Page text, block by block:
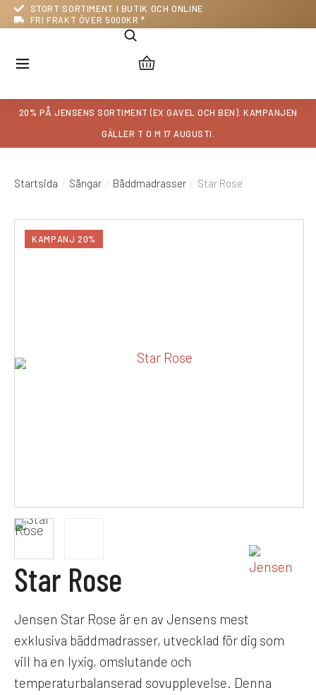
STORT SORTIMENT I BUTIK OCH ONLINE
FRI FRAKT ÖVER 5000KR *
20% PÅ JENSENS SORTIMENT (EX GAVEL OCH BEN) . KAMPANJEN
GÄLLER T O M 17 AUGUSTI.
Du är här:
Startsida Sängar Bäddmadrasser Star Rose
KAMPANJ 20%
Star Rose
Jensen Star Rose är en av Jensens mest
exklusiva bäddmadrasser, utvecklad för dig som
vill ha en lyxig, omslutande och
temperaturbalanserad sovupplevelse. Denna